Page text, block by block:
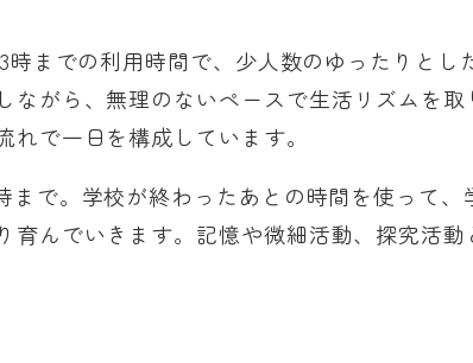
時までの利用時間で、少人数のゆったりと
がら、無理のないペースで生活リズムを
で一日を構成しています。
まで。学校が終わったあとの時間を使って
んでいきます。記憶や微細活動、探究活